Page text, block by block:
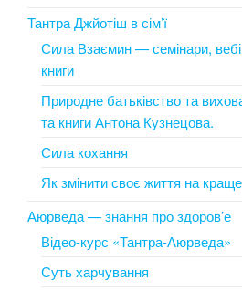
Тантра Джйотіш в сім’ї
Сила Взаємин — семінари,
книги
Природне батьківство та
та книги Антона Кузнецова.
Сила кохання
Як змінити своє життя на краще
Аюрведа — знання про здоров’е
Відео-курс «Тантра-Аюрведа»
Суть харчування